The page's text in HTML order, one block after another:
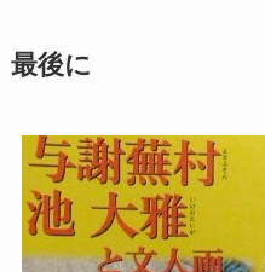
最後に